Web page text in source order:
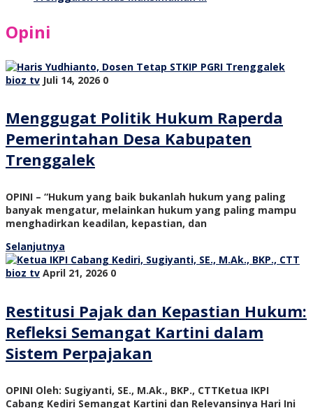
Opini
bioz tv Juli 14, 2026 0
Menggugat Politik Hukum Raperda
Pemerintahan Desa Kabupaten
Trenggalek
OPINI – “Hukum yang baik bukanlah hukum yang paling
banyak mengatur, melainkan hukum yang paling mampu
menghadirkan keadilan, kepastian, dan
Selanjutnya
bioz tv April 21, 2026 0
Restitusi Pajak dan Kepastian Hukum:
Refleksi Semangat Kartini dalam
Sistem Perpajakan
OPINI Oleh: Sugiyanti, SE., M.Ak., BKP., CTTKetua IKPI
Cabang Kediri Semangat Kartini dan Relevansinya Hari Ini